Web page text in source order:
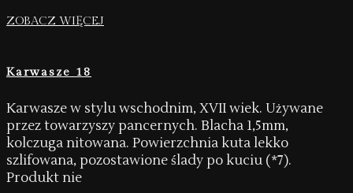
ZOBACZ WIĘCEJ
Karwasze 18
Karwasze w stylu wschodnim, XVII wiek. Używane
przez towarzyszy pancernych. Blacha 1,5mm,
kolczuga nitowana. Powierzchnia kuta lekko
szlifowana, pozostawione ślady po kuciu (*7).
Produkt nie